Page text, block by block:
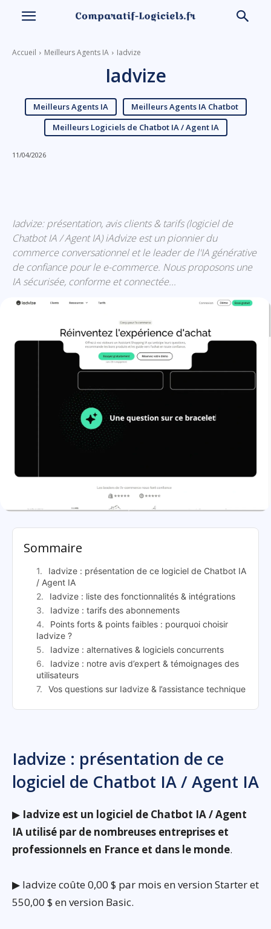
Accueil Meilleurs Agents IA Iadvize
Iadvize
Meilleurs Agents IA
Meilleurs Agents IA Chatbot
Meilleurs Logiciels de Chatbot IA / Agent IA
11/04/2026
Iadvize: présentation, avis clients & tarifs (logiciel de
Chatbot IA / Agent IA) iAdvize est un pionnier du
commerce conversationnel et le leader de l'IA générative
de confiance pour le e-commerce. Nous proposons une
IA sécurisée, conforme et connectée...
Iadvize: présentation
Sommaire
Iadvize : présentation de ce logiciel de Chatbot IA
/ Agent IA
Iadvize : liste des fonctionnalités & intégrations
Iadvize : tarifs des abonnements
Points forts & points faibles : pourquoi choisir
Iadvize ?
Iadvize : alternatives & logiciels concurrents
Iadvize : notre avis d’expert & témoignages des
utilisateurs
Vos questions sur Iadvize & l’assistance technique
Iadvize : présentation de ce
logiciel de Chatbot IA / Agent IA
▶ Iadvize est un logiciel de Chatbot IA / Agent
IA utilisé par de nombreuses entreprises et
professionnels en France et dans le monde.
▶ Iadvize coûte 0,00 $ par mois en version Starter et
550,00 $ en version Basic.